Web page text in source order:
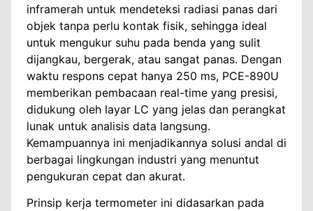
inframerah untuk mendeteksi radiasi panas dari
objek tanpa perlu kontak fisik, sehingga ideal
untuk mengukur suhu pada benda yang sulit
dijangkau, bergerak, atau sangat panas. Dengan
waktu respons cepat hanya 250 ms, PCE-890U
memberikan pembacaan real-time yang presisi,
didukung oleh layar LC yang jelas dan perangkat
lunak untuk analisis data langsung.
Kemampuannya ini menjadikannya solusi andal di
berbagai lingkungan industri yang menuntut
pengukuran cepat dan akurat.
Prinsip kerja termometer ini didasarkan pada